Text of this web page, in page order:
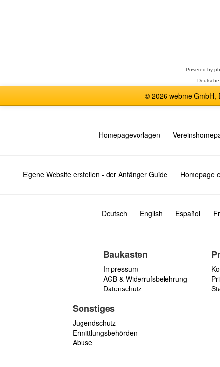
Powered by
© 2026 webme GmbH,
Homepagevorlagen
Eigene Website erstellen - der Anfänger Guide Homepage
Deutsch English Español
Baukasten
Impressum
AGB & Widerrufsbelehrung
Datenschutz
Sonstiges
Jugendschutz
Ermittlungsbehörden
Abuse